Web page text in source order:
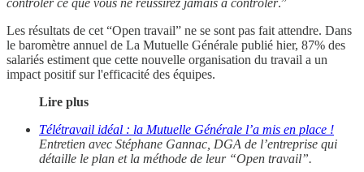
Les résultats de cet “Open travail” ne se sont pas fait attendre. Dans
le baromètre annuel de La Mutuelle Générale publié hier, 87% des
salariés estiment que cette nouvelle organisation du travail a un
impact positif sur l'efficacité des équipes.
Lire plus
Télétravail idéal : la Mutuelle Générale l’a mis en place !
Entretien avec Stéphane Gannac, DGA de l’entreprise qui
détaille le plan et la méthode de leur “Open travail”.